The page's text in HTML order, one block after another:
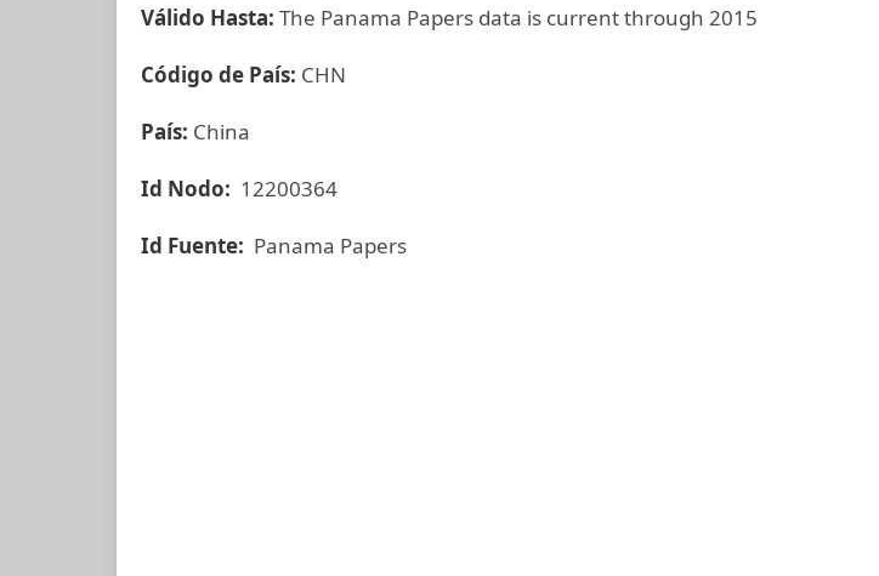
Válido Hasta: The Panama Papers data is current through 2015
Código de País: CHN
País: China
Id Nodo: 12200364
Id Fuente: Panama Papers